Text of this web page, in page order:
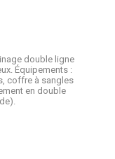
double ligne
Équipements :
coffre à sangles
en double